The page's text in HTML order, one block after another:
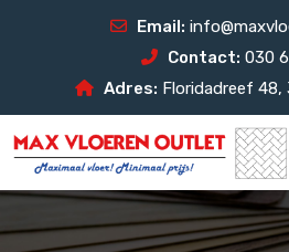
Email:
Contact: 030
Adres: Floridadreef